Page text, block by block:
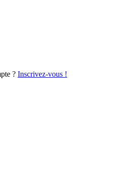
? Inscrivez-vous !